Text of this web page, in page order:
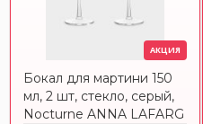
АКЦИЯ
Бокал для мартини 150
мл, 2 шт, стекло, серый,
Nocturne ANNA LAFARG